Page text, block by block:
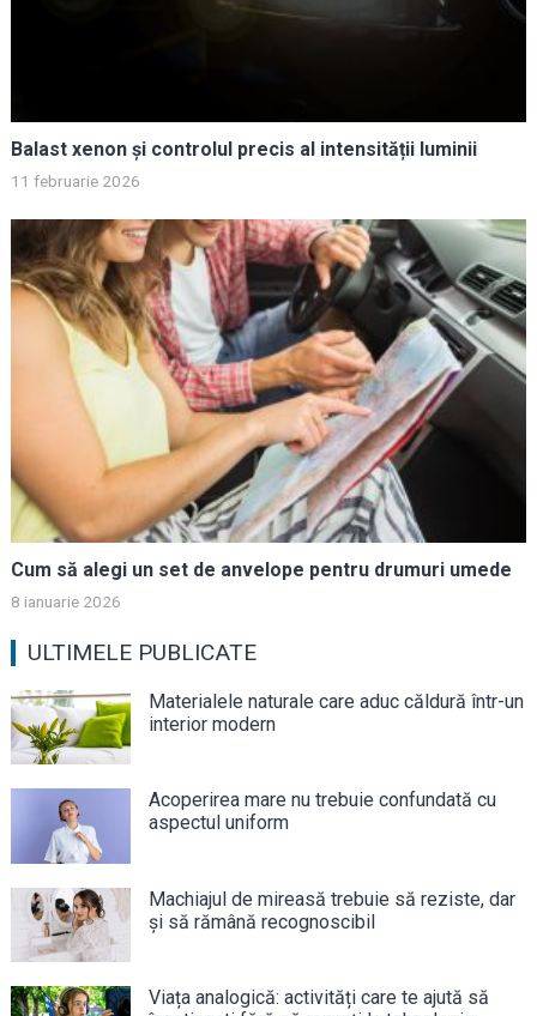
Balast xenon și controlul precis al intensității luminii
11 februarie 2026
Cum să alegi un set de anvelope pentru drumuri umede
8 ianuarie 2026
ULTIMELE PUBLICATE
Materialele naturale care aduc căldură într-un
interior modern
Acoperirea mare nu trebuie confundată cu
aspectul uniform
Machiajul de mireasă trebuie să reziste, dar
și să rămână recognoscibil
Viața analogică: activități care te ajută să